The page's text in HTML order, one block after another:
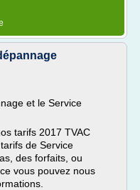
et le Service
tarifs 2017 TVAC
de Service
des forfaits, ou
vous pouvez nous